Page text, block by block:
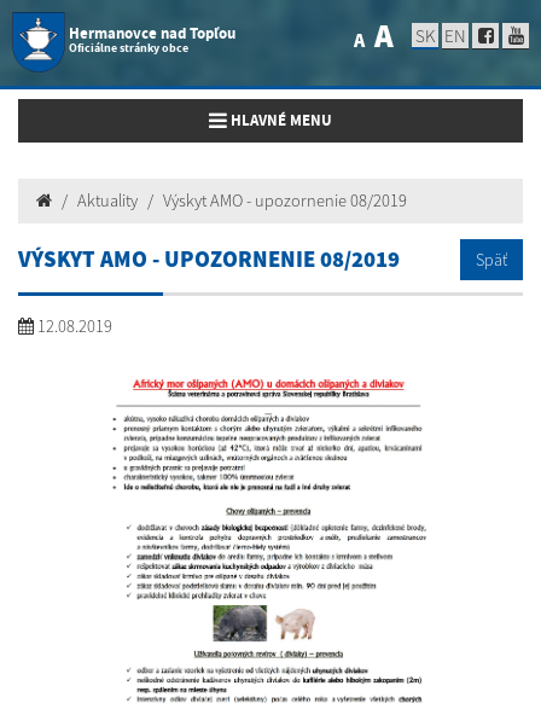
Hermanovce nad Topľou
Oficiálne stránky obce A A SK EN
Toggle navigation
HLAVNÉ MENU
Aktuality Výskyt AMO - upozornenie 08/2019
VÝSKYT AMO - UPOZORNENIE 08/2019 Späť
12.08.2019